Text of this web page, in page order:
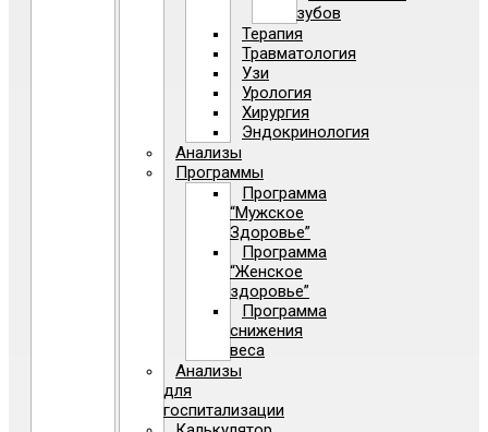
зубов
Терапия
Травматология
Узи
Урология
Хирургия
Эндокринология
Анализы
Программы
Программа
“Мужское
Здоровье”
Программа
“Женское
здоровье”
Программа
снижения
веса
Анализы
для
госпитализации